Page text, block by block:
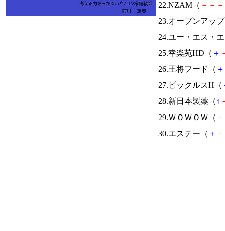
22.NZAM（ － － －
23.オープンアッ
24.ユー・エス・
25.幸楽苑HD（ ＋
26.王将フード（ ＋
27.ピックルスH（
28.新日本製薬（ ↑
29.ＷＯＷＯＷ（ －
30.エステー（ ＋ －